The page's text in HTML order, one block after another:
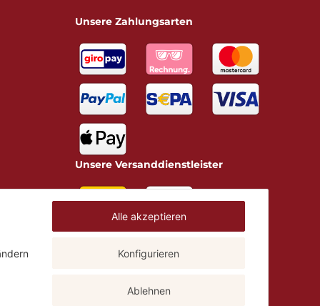
Alle akzeptieren
Konfigurieren
Ablehnen
Unsere Zahlungsarten
Unsere Versanddienstleister